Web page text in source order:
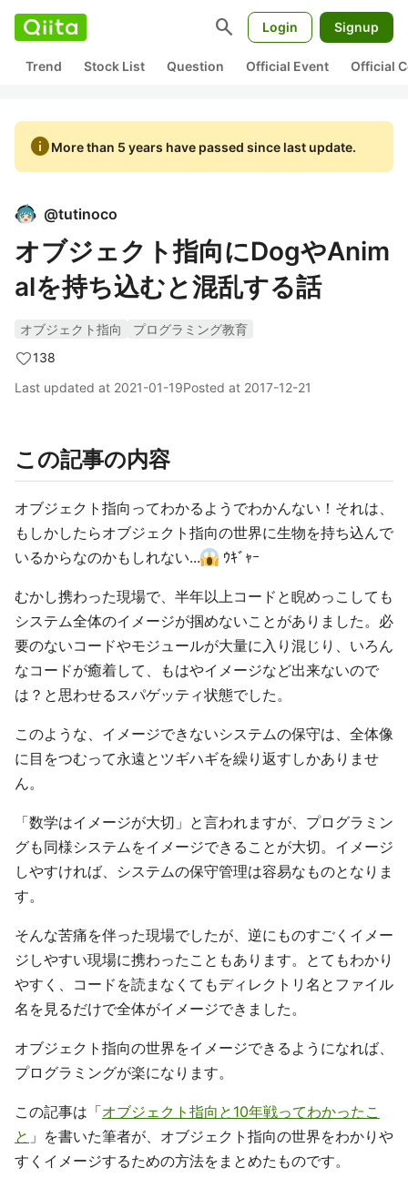
search Login Signup
Trend Stock List Question Official Event Official
infoMore than 5 years have passed since last update.
@tutinoco
オブジェクト指向にDogやAnim
alを持ち込むと混乱する話
オブジェクト指向
プログラミング教育
138
Last updated at 2021-01-19Posted at 2017-12-21
この記事の内容
オブジェクト指向ってわかるようでわかんない！それは、
もしかしたらオブジェクト指向の世界に生物を持ち込んで
いるからなのかもしれない...
ｳｷﾞｬｰ
むかし携わった現場で、半年以上コードと睨めっこしても
システム全体のイメージが掴めないことがありました。必
要のないコードやモジュールが大量に入り混じり、いろん
なコードが癒着して、もはやイメージなど出来ないので
は？と思わせるスパゲッティ状態でした。
このような、イメージできないシステムの保守は、全体像
に目をつむって永遠とツギハギを繰り返すしかありませ
ん。
「数学はイメージが大切」と言われますが、プログラミン
グも同様システムをイメージできることが大切。イメージ
しやすければ、システムの保守管理は容易なものとなりま
す。
そんな苦痛を伴った現場でしたが、逆にものすごくイメー
ジしやすい現場に携わったこともあります。とてもわかり
やすく、コードを読まなくてもディレクトリ名とファイル
名を見るだけで全体がイメージできました。
オブジェクト指向の世界をイメージできるようになれば、
プログラミングが楽になります。
この記事は「オブジェクト指向と10年戦ってわかったこ
と 」を書いた筆者が、オブジェクト指向の世界をわかりや
すくイメージするための方法をまとめたものです。